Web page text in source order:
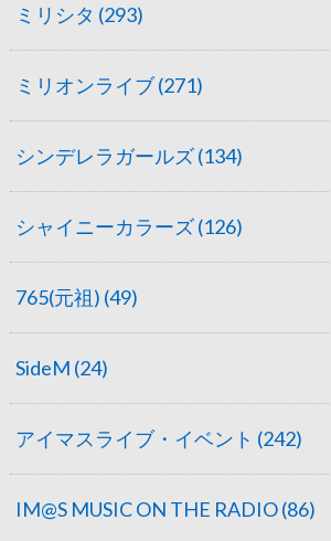
ミリシタ (293)
ミリオンライブ(271)
シンデレラガールズ(134)
シャイニーカラーズ(126)
765(元祖) (49)
SideM (24)
アイマスライブ・イベント (242)
IM@S MUSIC ON THE RADIO(86)